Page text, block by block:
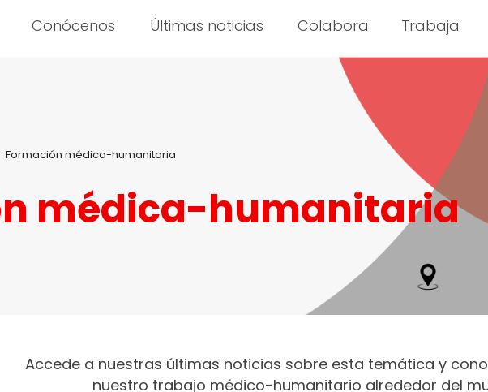
Conócenos Últimas noticias Colabora Trabaja
Formación médica-humanitaria
médica-humanitaria
Accede a nuestras últimas noticias sobre esta temática y
nuestro trabajo médico-humanitario alrededor del